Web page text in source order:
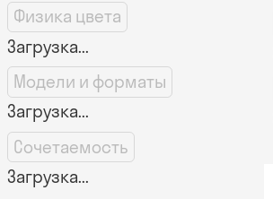
Физика цвета
Загрузка...
Модели и форматы
Загрузка...
Сочетаемость
Загрузка...